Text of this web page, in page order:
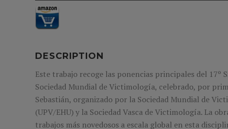
DESCRIPTION
Este trabajo recoge las ponencias principales del
Sociedad Mundial de Victimología, celebrado, por
Sebastián, organizado por la Sociedad Mundial de
(UPV/EHU) y la Sociedad Vasca de Victimología. La
trabajos más novedosos a escala global en esta